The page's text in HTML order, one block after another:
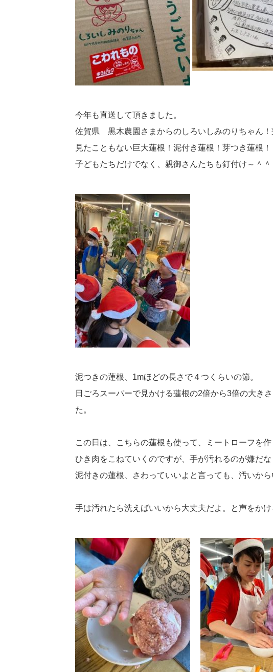
今年も直送して頂きました。
佐賀県 黒木農園さまからのしろいしみのりちゃん！
見たこともない巨大蓮根！泥付き蓮根！芽つき蓮根！
子どもたちだけでなく、親御さんたちも釘付け～＾＾
泥つきの蓮根、1mほどの長さで４つくらいの節。
日ごろスーパーで見かける蓮根の2倍から3倍の大き
た。
この日は、こちらの蓮根も使って、ミートローフを作
ひき肉をこねていくのですが、手が汚れるのが嫌だな
泥付きの蓮根、さわっていいよと言っても、汚いから
手は汚れたら洗えばいいから大丈夫だよ。と声をかけ